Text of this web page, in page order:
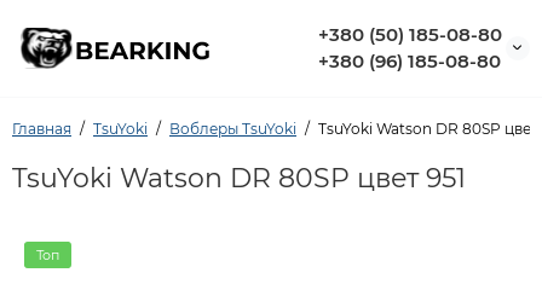
+380 (50) 185-08-80
+380 (96) 185-08-80
Главная TsuYoki Воблеры TsuYoki TsuYoki Watson DR 80SP цвет
TsuYoki Watson DR 80SP цвет 951
Топ